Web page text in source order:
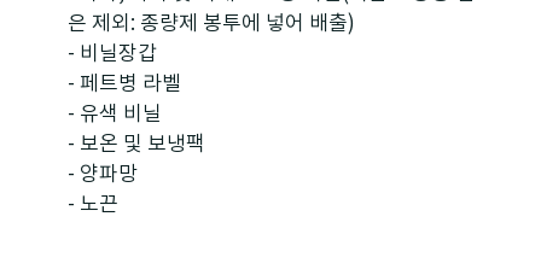
은 제외: 종량제 봉투에 넣어 배출)
- 비닐장갑
- 페트병 라벨
- 유색 비닐
- 보온 및 보냉팩
- 양파망
- 노끈